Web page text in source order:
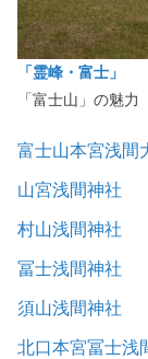
「霊峰・富士」
「富士山」の魅力
富士山本宮浅間
山宮浅間神社
村山浅間神社
冨士浅間神社
須山浅間神社
北口本宮冨士浅